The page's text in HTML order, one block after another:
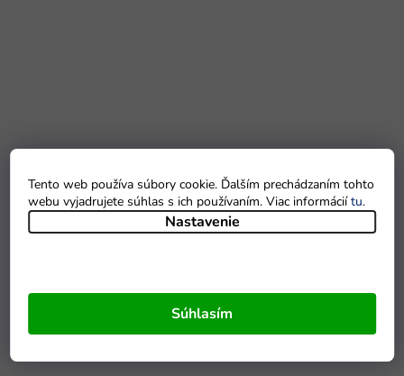
Tento web používa súbory cookie. Ďalším prechádzaním tohto
webu vyjadrujete súhlas s ich používaním. Viac informáciítu.
Nastavenie
Súhlasím